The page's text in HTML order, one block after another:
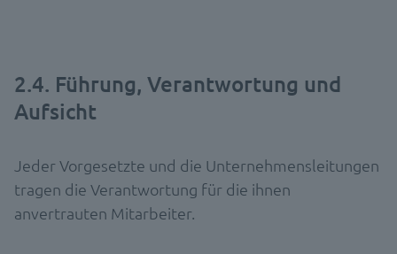
2.4. Führung, Verantwortung und
Aufsicht
Jeder Vorgesetzte und die Unternehmensleitungen
tragen die Verantwortung für die ihnen
anvertrauten Mitarbeiter.